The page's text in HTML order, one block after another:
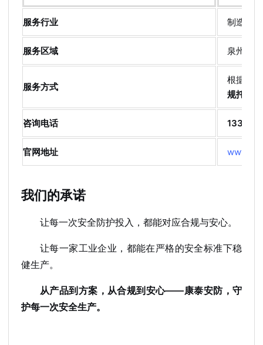
服务行业 制造业
服务区域 泉州、
服务方式
根据企
规托管”
咨询电话
官网地址
我们的承诺
让每一次安全防护投入，都能对应合规与安心。
让每一家工业企业，都能在严格的安全标准下稳
健生产。
从产品到方案，从合规到安心——康泰安防，守
护每一次安全生产。